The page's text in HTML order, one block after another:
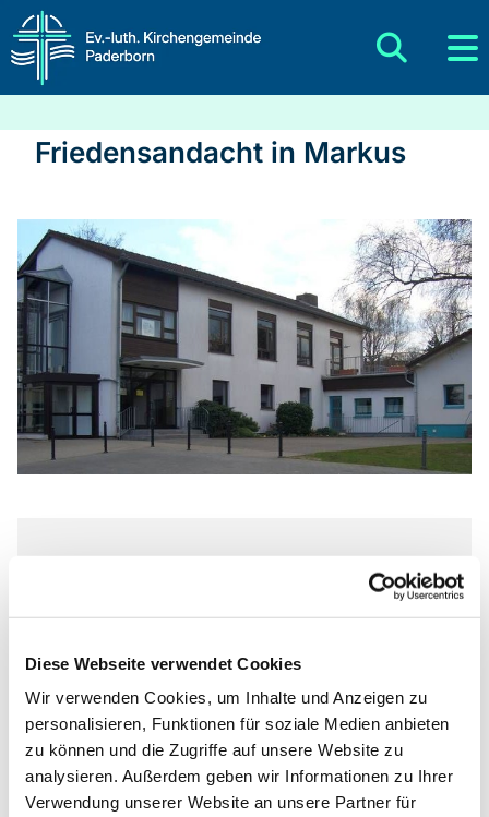
Diese Webseite verwendet Cookies
Wir verwenden Cookies, um Inhalte und Anzeigen zu
personalisieren, Funktionen für soziale Medien anbieten
zu können und die Zugriffe auf unsere Website zu
analysieren. Außerdem geben wir Informationen zu Ihrer
Verwendung unserer Website an unsere Partner für
Friedensandacht in Markus
Donnerstag, 8. Oktober 2026, 18:00
Uhr
Markus-Gemeindezentrum,
Bastfelder Weg 30, 33098
Paderborn
Pfarrer Grahl